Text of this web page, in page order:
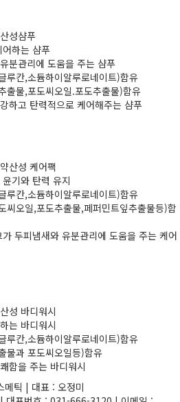
성샴푸
하는 샴푸
분관리에 도움을 주는 샴푸
루칸,소듐하이알루로네이트)함유
출물,포도씨오일.포도추출물)함유
하고 탄력적으로 케어해주는 샴푸
산성 케어팩
기와 탄력 유지
루칸,소듐하이알루로네이트)함유
씨오일,포도추출물,페퍼민트잎추출물등)함
두피냄새와 유분관리에 도움을 주는 케어
성 바디워시
는 바디워시
루칸,소듐하이알루로네이트)함유
물과 포도씨오일등)함유
함을 주는 바디워시
메틱 | 대표 : 오정미